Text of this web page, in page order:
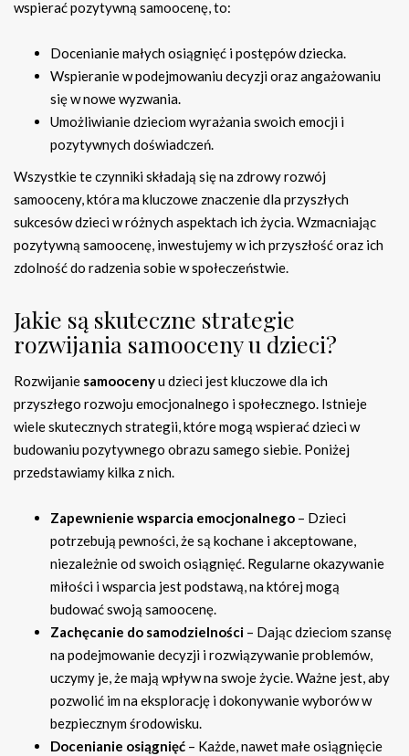
wspierać pozytywną samoocenę, to:
Docenianie małych osiągnięć i postępów dziecka.
Wspieranie w podejmowaniu decyzji oraz angażowaniu
się w nowe wyzwania.
Umożliwianie dzieciom wyrażania swoich emocji i
pozytywnych doświadczeń.
Wszystkie te czynniki składają się na zdrowy rozwój
samooceny, która ma kluczowe znaczenie dla przyszłych
sukcesów dzieci w różnych aspektach ich życia. Wzmacniając
pozytywną samoocenę, inwestujemy w ich przyszłość oraz ich
zdolność do radzenia sobie w społeczeństwie.
Jakie są skuteczne strategie
rozwijania samooceny u dzieci?
Rozwijanie samoocenyu dzieci jest kluczowe dla ich
przyszłego rozwoju emocjonalnego i społecznego. Istnieje
wiele skutecznych strategii, które mogą wspierać dzieci w
budowaniu pozytywnego obrazu samego siebie. Poniżej
przedstawiamy kilka z nich.
Zapewnienie wsparcia emocjonalnego – Dzieci
potrzebują pewności, że są kochane i akceptowane,
niezależnie od swoich osiągnięć. Regularne okazywanie
miłości i wsparcia jest podstawą, na której mogą
budować swoją samoocenę.
Zachęcanie do samodzielności – Dając dzieciom szansę
na podejmowanie decyzji i rozwiązywanie problemów,
uczymy je, że mają wpływ na swoje życie. Ważne jest, aby
pozwolić im na eksplorację i dokonywanie wyborów w
bezpiecznym środowisku.
Docenianie osiągnięć – Każde, nawet małe osiągnięcie